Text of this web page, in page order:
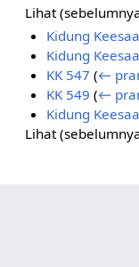
Lihat (
Kidung
Kidung
KK 547 (←
KK 549 (←
Kidung
Lihat (